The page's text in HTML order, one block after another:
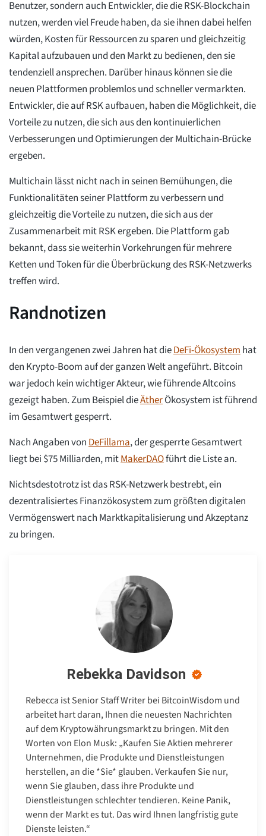
Benutzer, sondern auch Entwickler, die die RSK-Blockchain
nutzen, werden viel Freude haben, da sie ihnen dabei helfen
würden, Kosten für Ressourcen zu sparen und gleichzeitig
Kapital aufzubauen und den Markt zu bedienen, den sie
tendenziell ansprechen. Darüber hinaus können sie die
neuen Plattformen problemlos und schneller vermarkten.
Entwickler, die auf RSK aufbauen, haben die Möglichkeit, die
Vorteile zu nutzen, die sich aus den kontinuierlichen
Verbesserungen und Optimierungen der Multichain-Brücke
ergeben.
Multichain lässt nicht nach in seinen Bemühungen, die
Funktionalitäten seiner Plattform zu verbessern und
gleichzeitig die Vorteile zu nutzen, die sich aus der
Zusammenarbeit mit RSK ergeben. Die Plattform gab
bekannt, dass sie weiterhin Vorkehrungen für mehrere
Ketten und Token für die Überbrückung des RSK-Netzwerks
treffen wird.
Randnotizen
In den vergangenen zwei Jahren hat dieDeFi-Ökosystemhat
den Krypto-Boom auf der ganzen Welt angeführt. Bitcoin
war jedoch kein wichtiger Akteur, wie führende Altcoins
gezeigt haben. Zum Beispiel dieÄtherÖkosystem ist führend
im Gesamtwert gesperrt.
Nach Angaben vonDeFillama, der gesperrte Gesamtwert
liegt bei $75 Milliarden, mitMakerDAOführt die Liste an.
Nichtsdestotrotz ist das RSK-Netzwerk bestrebt, ein
dezentralisiertes Finanzökosystem zum größten digitalen
Vermögenswert nach Marktkapitalisierung und Akzeptanz
zu bringen.
Rebekka Davidson
Rebecca ist Senior Staff Writer bei BitcoinWisdom und
arbeitet hart daran, Ihnen die neuesten Nachrichten
auf dem Kryptowährungsmarkt zu bringen. Mit den
Worten von Elon Musk: „Kaufen Sie Aktien mehrerer
Unternehmen, die Produkte und Dienstleistungen
herstellen, an die *Sie* glauben. Verkaufen Sie nur,
wenn Sie glauben, dass ihre Produkte und
Dienstleistungen schlechter tendieren. Keine Panik,
wenn der Markt es tut. Das wird Ihnen langfristig gute
Dienste leisten.“